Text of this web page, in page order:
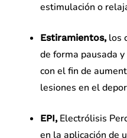
estimulación o
Estiramientos,los
de forma pausada
con el fin de
lesiones en el
EPI,Electrólisis
en la aplicación de